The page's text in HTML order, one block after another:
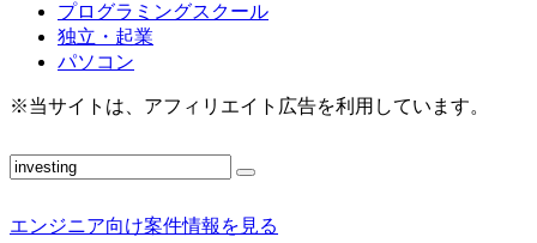
プログラミングスクール
独立・起業
パソコン
※当サイトは、アフィリエイト広告を利用しています。
エンジニア向け案件情報を見る